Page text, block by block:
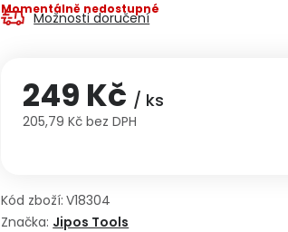
Momentálně nedostupné
Možnosti doručení
249 Kč / ks
205,79 Kč bez DPH
Kód zboží: V18304
Značka: Jipos Tools